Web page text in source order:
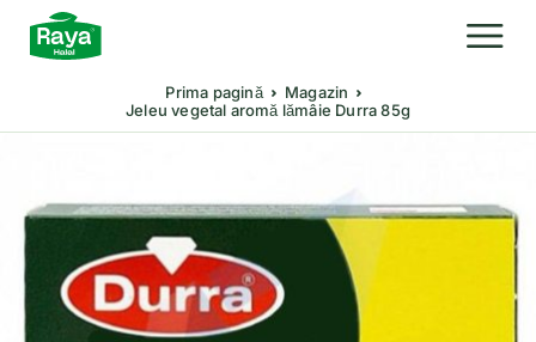
Prima pagină
Magazin
Jeleu vegetal aromă lămâie Durra 85g